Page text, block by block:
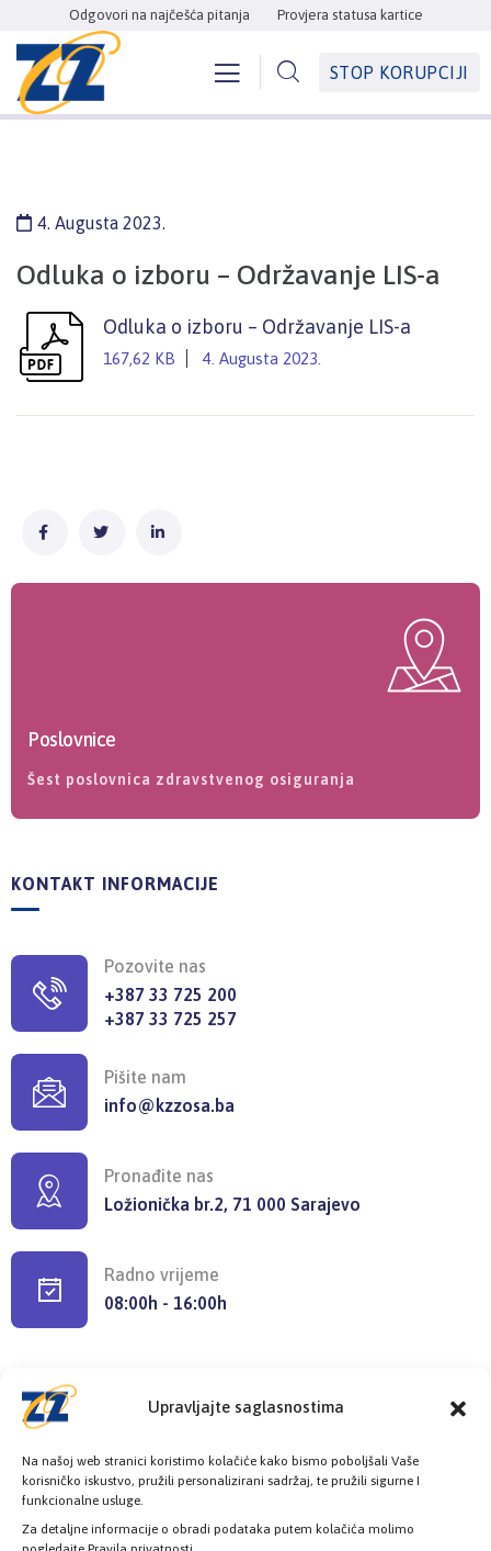
Upravljajte saglasnostima
Na našoj web stranici koristimo kolačiće kako bismo poboljšali Vaše
korisničko iskustvo, pružili personalizirani sadržaj, te pružili sigurne I
funkcionalne usluge.
Za detaljne informacije o obradi podataka putem kolačića molimo
Odgovori na najčešća pitanja Provjera statusa kartice
STOP KORUPCIJI
4. Augusta 2023.
Odluka o izboru – Održavanje LIS-a
Odluka o izboru – Održavanje LIS-a
167,62 KB 4. Augusta 2023.
Poslovnice
Šest poslovnica zdravstvenog osiguranja
KONTAKT INFORMACIJE
Pozovite nas
+387 33 725 200
+387 33 725 257
Pišite nam
info@kzzosa.ba
Pronađite nas
Ložionička br.2, 71 000 Sarajevo
Radno vrijeme
08:00h - 16:00h
Provjerite status vaše elektronske
zdravstvene kartice
PROVJERITE STATUS